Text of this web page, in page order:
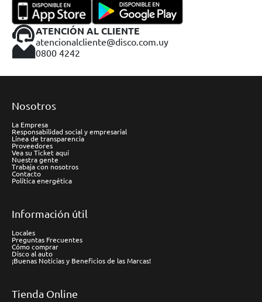
ATENCIÓN AL CLIENTE
atencionalcliente@disco.com.uy
0800 4242
Nosotros
La Empresa
Responsabilidad social y empresarial
Línea de transparencia
Proveedores
Vea su Ticket aquí
Nuestra gente
Trabaja con nosotros
Contacto
Política energética
Información útil
Locales
Preguntas Frecuentes
Cómo comprar
Disco al auto
¡Buenas Noticias y Beneficios de las Marcas!
Tienda Online